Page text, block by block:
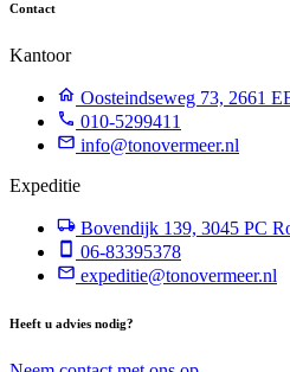
Contact
Kantoor
Oosteindseweg 73, 2661
010-5299411
info@tonovermeer.nl
Expeditie
Bovendijk 139, 3045 PC
06-83395378
expeditie@tonovermeer.nl
Heeft u advies nodig?